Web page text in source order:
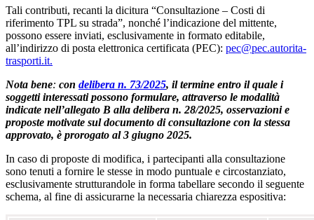
Tali contributi, recanti la dicitura “Consultazione – Costi di
riferimento TPL su strada”, nonché l’indicazione del mittente,
possono essere inviati, esclusivamente in formato editabile,
all’indirizzo di posta elettronica certificata (PEC): pec@pec.autorita-
trasporti.it.
Nota bene: con delibera n. 73/2025, il termine entro il quale i
soggetti interessati possono formulare, attraverso le modalità
indicate nell’allegato B alla delibera n. 28/2025, osservazioni e
proposte motivate sul documento di consultazione con la stessa
approvato, è prorogato al 3 giugno 2025.
In caso di proposte di modifica, i partecipanti alla consultazione
sono tenuti a fornire le stesse in modo puntuale e circostanziato,
esclusivamente strutturandole in forma tabellare secondo il seguente
schema, al fine di assicurarne la necessaria chiarezza espositiva: